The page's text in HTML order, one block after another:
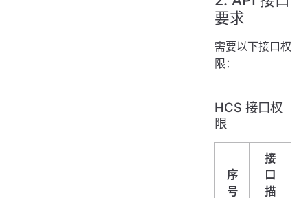
要求
需要以下接口权
限：
HCS 接口权
限
序
号
接
口
描